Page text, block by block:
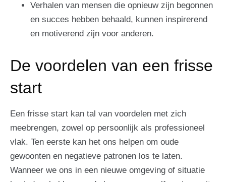
Verhalen van mensen die opnieuw zijn begonnen
en succes hebben behaald, kunnen inspirerend
en motiverend zijn voor anderen.
De voordelen van een frisse
start
Een frisse start kan tal van voordelen met zich
meebrengen, zowel op persoonlijk als professioneel
vlak. Ten eerste kan het ons helpen om oude
gewoonten en negatieve patronen los te laten.
Wanneer we ons in een nieuwe omgeving of situatie